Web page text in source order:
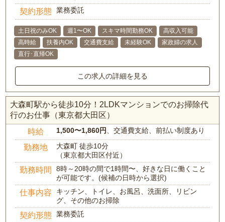
契約形態 業務委託
土日祝のみOK 週1〜OK スキマ時間勤務OK
高収入可能
高時給
扶養内OK 交通費支給 未経験OK
家政婦の求人
直行･直帰OK
この求人の詳細を見る
大森町駅から徒歩10分！2LDKマンションでのお掃除代
行のお仕事（東京都大田区）
時給 1,500〜1,860円、交通費支給、前払い制度あり
勤務地
大森町 徒歩10分
（東京都大田区付近）
勤務時間
8時～20時の間で1時間〜、好きな日に働くこと
が可能です。(候補の日時から選択)
仕事内容
キッチン、トイレ、お風呂、洗面所、リビン
グ、その他のお掃除
契約形態 業務委託